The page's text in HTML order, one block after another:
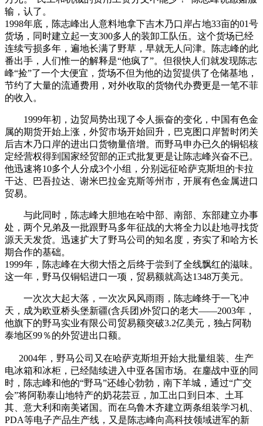
输，认了。
1998年底，陈志峰出人意料地拿下吉木乃口岸占地33亩的01号
货场，同时建立起一支300多人的装卸工队伍。这个货场已经
连续亏损多年，遍地长满了野草，早就无人问津。陈志峰的此
番出手，人们惟一的解释是“他疯了”。但很快人们就发现陈志
峰“捡”了一个大便宜，货场不但为他的边贸提供了仓储基地，
节约了大量的流通费用，对外收取的货物代办费更是一笔不菲
的收入。
1999年初，边贸局势出现了令人振奋的变化，中国有色金
属的期货开始上涨，外贸市场开始回升，巴克图口岸暂时闭关
后吉木乃口岸的进出口货物量倍增。而野马申办已久的铜铝核
定经营权得到国家经贸部的正式批复更是让陈志峰兴奋不已。
他迅速将10多个人分成3个小组，分别远征哈萨克斯坦的卡拉
干达、巴吾拉达、谢米巴拉金克斯等州市，开展有色金属进口
贸易。
与此同时，陈志峰大胆地在哈中部、南部、东部建立办事
处，两个兄弟及一批跟野马多年征战的大将全力以赴地寻找货
源天天发货。迅速扩大了野马公司的知名度，夯实了和哈方长
期合作的基础。
1999年，陈志峰在大彻大悟之后终于尝到了全线飘红的滋味。
这一年，野马仅铜铝进口一项，贸易额就高达1348万美元。
一次次大起大落，一次次风风雨雨，陈志峰终于一飞冲
天，成为欧亚桥头堡新疆(含兵团)外贸口的老大——2003年，
他旗下的野马实业有限公司贸易额突破3.2亿美元，独占阿勒
泰地区99％的外贸进出口额。
2004年，野马公司又在哈萨克斯坦开始大批量组装、生产
电冰箱和冰柜，已经陆续进入中亚各国市场。在鏖战中亚的同
时，陈志峰和他的“野马”还雄心勃勃，南下羊城，通过“广交
会”将阿勒泰山地特产的奶花芸豆，加工出口到日本、土耳
其、意大利和南美诸国。而在乌鲁木齐建立两条组装学习机、
PDA等电子产品生产线，又是陈志峰向高科技领域进军的新